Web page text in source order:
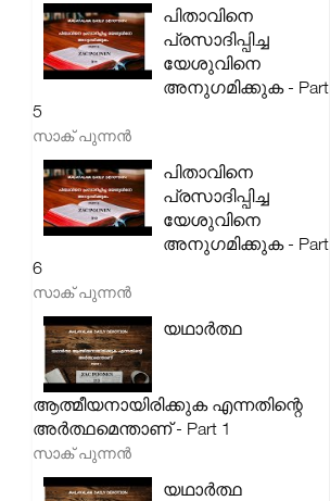
പിതാവിനെ
പ്രസാദിപ്പിച്ച
യേശുവിനെ
അനുഗമിക്കുക - Part
5
സാക് പുന്നൻ
പിതാവിനെ
പ്രസാദിപ്പിച്ച
യേശുവിനെ
അനുഗമിക്കുക - Part
6
സാക് പുന്നൻ
യഥാർത്ഥ
ആത്മീയനായിരിക്കുക എന്നതിന്റെ
അർത്ഥമെന്താണ് - Part 1
സാക് പുന്നൻ
യഥാർത്ഥ